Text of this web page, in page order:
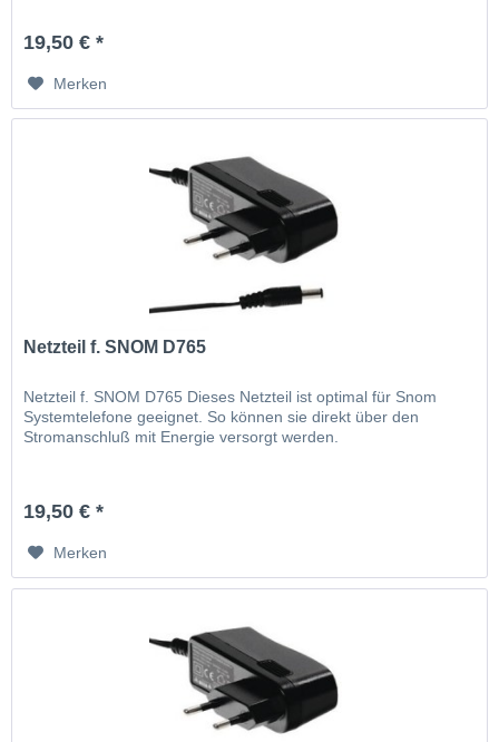
19,50 € *
Merken
Netzteil f. SNOM D765
Netzteil f. SNOM D765 Dieses Netzteil ist optimal für Snom
Systemtelefone geeignet. So können sie direkt über den
Stromanschluß mit Energie versorgt werden.
19,50 € *
Merken